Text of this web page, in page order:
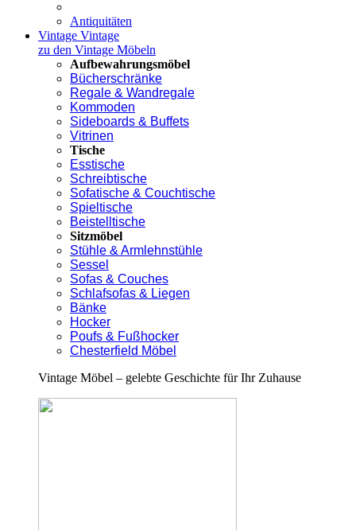
Antiquitäten
Vintage Vintage
zu den Vintage Möbeln
Aufbewahrungsmöbel
Bücherschränke
Regale & Wandregale
Kommoden
Sideboards & Buffets
Vitrinen
Tische
Esstische
Schreibtische
Sofatische & Couchtische
Spieltische
Beistelltische
Sitzmöbel
Stühle & Armlehnstühle
Sessel
Sofas & Couches
Schlafsofas & Liegen
Bänke
Hocker
Poufs & Fußhocker
Chesterfield Möbel
Vintage Möbel – gelebte Geschichte für Ihr Zuhause